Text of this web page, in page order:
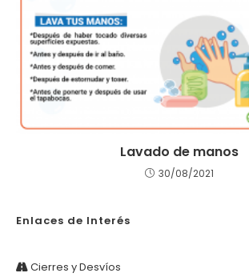
Lavado de manos
30/08/2021
Enlaces de Interés
Cierres y Desvíos